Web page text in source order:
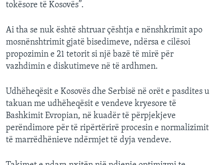
tokësore të Kosovës”.
Ai tha se nuk është shtruar çështja e nënshkrimit apo
mosnënshtrimit gjatë bisedimeve, ndërsa e cilësoi
propozimin e 21 tetorit si një bazë të mirë për
vazhdimin e diskutimeve në të ardhmen.
Udhëheqësit e Kosovës dhe Serbisë në orët e pasdites u
takuan me udhëheqësit e vendeve kryesore të
Bashkimit Evropian, në kuadër të përpjekjeve
perëndimore për të ripërtërirë procesin e normalizimit
të marrëdhënieve ndërmjet të dyja vendeve.